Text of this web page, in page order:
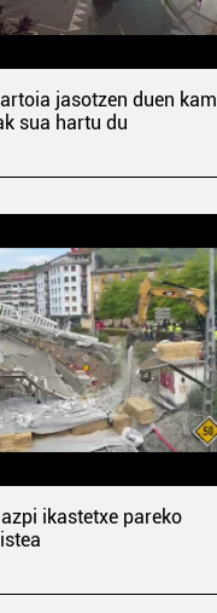
jasotzen duen
sua hartu du
ikastetxe pareko